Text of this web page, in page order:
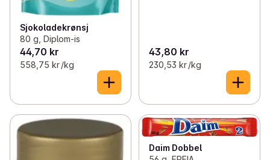
Sjokoladekrønsj
80 g, Diplom-is
44,70 kr
558,75 kr /kg
43,80 kr
230,53 kr /kg
Daim Dobbel